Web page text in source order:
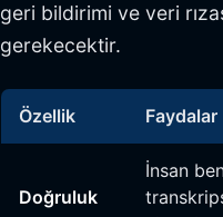
geri bildirimi ve veri
gerekecektir.
Özellik Faydalar
Doğruluk
İnsan